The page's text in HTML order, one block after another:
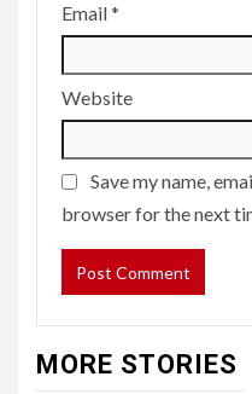
Email*
Website
Save my name,
browser for the next
MORE STORIES